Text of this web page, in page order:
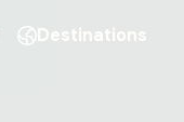
Destinations